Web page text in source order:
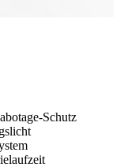
Schutz